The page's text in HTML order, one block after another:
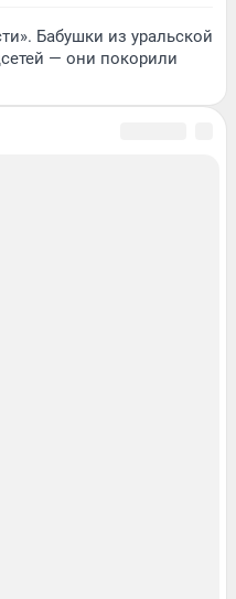
Бабушки из уральской
— они покорили